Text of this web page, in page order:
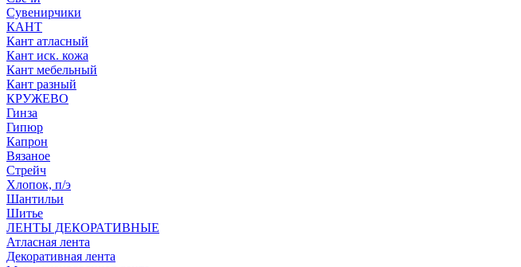
Сувенирчики
КАНТ
Кант атласный
Кант иск. кожа
Кант мебельный
Кант разный
КРУЖЕВО
Гинза
Гипюр
Капрон
Вязаное
Стрейч
Хлопок, п/э
Шантильи
Шитье
ЛЕНТЫ ДЕКОРАТИВНЫЕ
Атласная лента
Декоративная лента